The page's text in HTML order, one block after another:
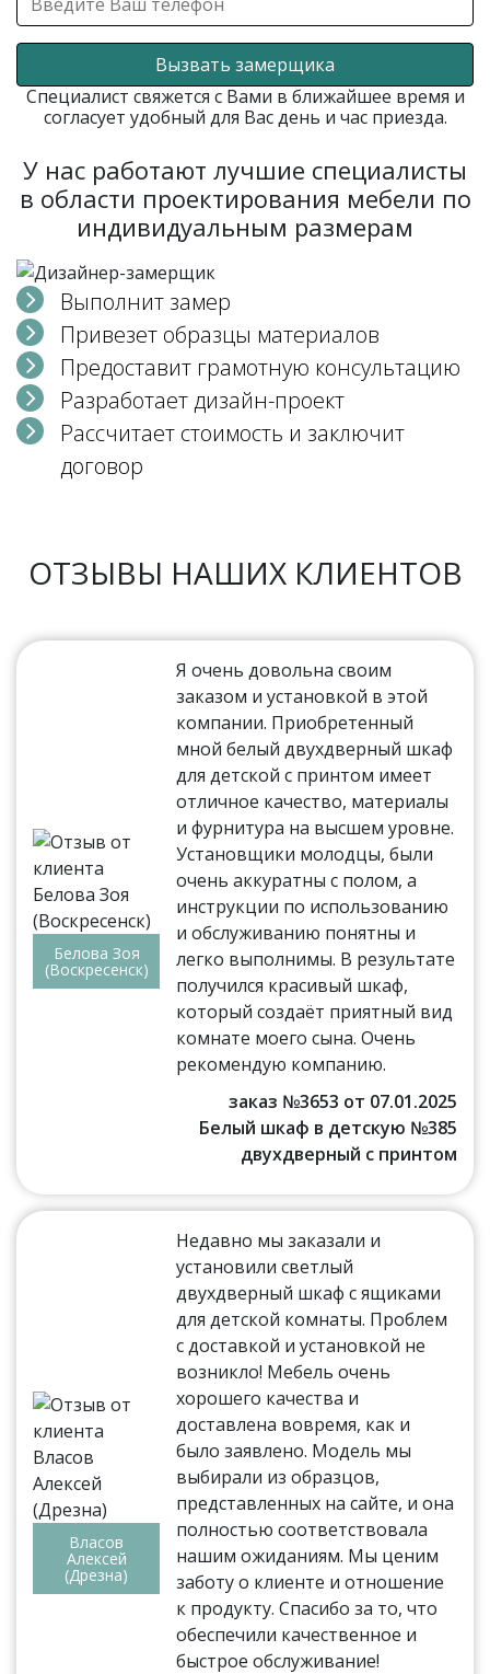
Вызвать замерщика
Специалист свяжется с Вами в ближайшее время и
согласует удобный для Вас день и час приезда.
У нас работают лучшие специалисты
в области проектирования мебели по
индивидуальным размерам
Выполнит замер
Привезет образцы материалов
Предоставит грамотную консультацию
Разработает дизайн-проект
Рассчитает стоимость и заключит
договор
ОТЗЫВЫ НАШИХ КЛИЕНТОВ
Белова Зоя
(Воскресенск)
Я очень довольна своим
заказом и установкой в этой
компании. Приобретенный
мной белый двухдверный шкаф
для детской с принтом имеет
отличное качество, материалы
и фурнитура на высшем уровне.
Установщики молодцы, были
очень аккуратны с полом, а
инструкции по использованию
и обслуживанию понятны и
легко выполнимы. В результате
получился красивый шкаф,
который создаёт приятный вид
комнате моего сына. Очень
рекомендую компанию.
заказ №3653 от 07.01.2025
Белый шкаф в детскую №385
двухдверный с принтом
Власов
Алексей
(Дрезна)
Недавно мы заказали и
установили светлый
двухдверный шкаф с ящиками
для детской комнаты. Проблем
с доставкой и установкой не
возникло! Мебель очень
хорошего качества и
доставлена вовремя, как и
было заявлено. Модель мы
выбирали из образцов,
представленных на сайте, и она
полностью соответствовала
нашим ожиданиям. Мы ценим
заботу о клиенте и отношение
к продукту. Спасибо за то, что
обеспечили качественное и
быстрое обслуживание!